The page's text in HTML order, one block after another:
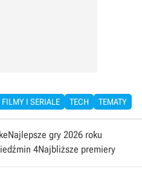
FILMY I SERIALE TECH TEMATY
Najlepsze gry 2026 roku
4Najbliższe premiery